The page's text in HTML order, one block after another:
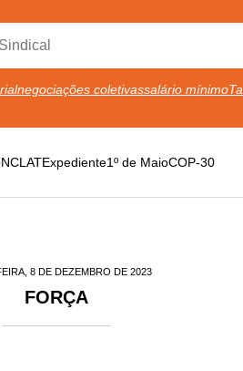
negociações coletivassalário mínimo
Expediente1º de MaioCOP-30
8 DE DEZEMBRO DE 2023
FORÇA